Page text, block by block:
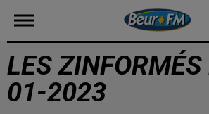
LES
01-2023